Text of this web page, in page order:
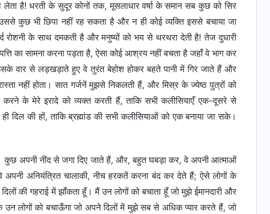
है! धरती के सुदूर कोनों तक, मूसलाधार वर्षा के समान सब कुछ को सिर
कुछ भी छिपा नहीं रह सकता है और न ही कोई व्यक्ति इससे बचाया जा
रोशनी के साथ दमकती है और मनुष्यों को भय से थरथरा देती है! तेज दुधारी
का सामना करना पड़ता है, ऐसा कोई आश्रय नहीं बचता है जहाँ वे भाग कर
वार से लड़खड़ाते हुए वे तुरंत बेहोश होकर बहते पानी में गिर जाते हैं और
नहीं होता। सात गर्जनें मुझसे निकलती हैं, और मिस्र के ज्येष्ठ पुत्रों को
करने के मेरे इरादे को व्यक्त करती हैं, ताकि सभी कलीसियाएँ एक-दूसरे से
की हों, ताकि ब्रह्मांड की सभी कलीसियाओं को एक बनाया जा सके।
कुछ अपनी नींद से जगा दिए जाते हैं, और, बहुत घबड़ा कर, वे अपनी आत्माओं
अनियंत्रित चालाकी, नीच हरकतें करना बंद कर देते हैं; ऐसे लोगों के
की गहराई में झाँकता हूँ। मैं उन लोगों को बचाता हूँ जो मुझे ईमानदारी और
लोगों को बचाऊँगा जो अपने दिलों में मुझे सब से अधिक प्यार करते हैं, जो